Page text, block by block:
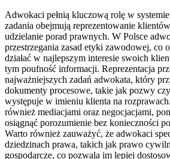
Adwokaci pełnią kluczową rolę w
zadania obejmują reprezentowanie
udzielanie porad prawnych. W Polsce
przestrzegania zasad etyki zawodowej, co
działać w najlepszym interesie swoich
tym poufność informacji. Reprezentacja
najważniejszych zadań adwokata, który
dokumenty procesowe, takie jak pozwy
występuje w imieniu klienta na
również mediacjami oraz negocjacjami,
osiągnąć porozumienie bez konieczności
Warto również zauważyć, że adwokaci
dziedzinach prawa, takich jak prawo
gospodarcze, co pozwala im lepiej